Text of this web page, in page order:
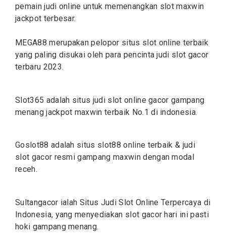
pemain judi online untuk memenangkan slot maxwin
jackpot terbesar.
MEGA88 merupakan pelopor situs slot online terbaik
yang paling disukai oleh para pencinta judi slot gacor
terbaru 2023.
Slot365 adalah situs judi slot online gacor gampang
menang jackpot maxwin terbaik No.1 di indonesia.
Goslot88 adalah situs slot88 online terbaik & judi
slot gacor resmi gampang maxwin dengan modal
receh.
Sultangacor ialah Situs JudiSlot Online Terpercaya di
Indonesia, yang menyediakan slot gacor hari ini pasti
hoki gampang menang.